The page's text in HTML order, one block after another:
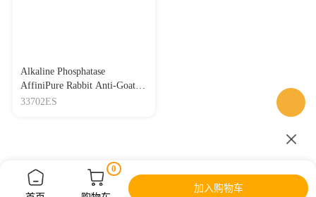
Alkaline Phosphatase
AffiniPure Rabbit Anti-Goat
IgG (H+L)
33702ES
0
加入购物车